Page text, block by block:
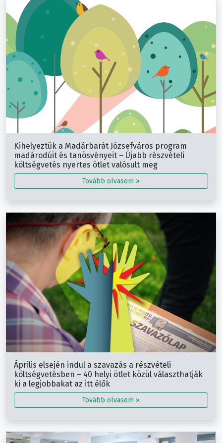
Kihelyeztük a Madárbarát Józsefváros program
madárodúit és tanösvényeit – Újabb részvételi
költségvetés nyertes ötlet valósult meg
Tovább olvasom »
Április elsején indul a szavazás a részvételi
költségvetésben – 40 helyi ötlet közül választhatják
ki a legjobbakat az itt élők
Tovább olvasom »